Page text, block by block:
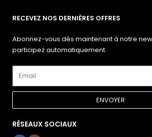
RECEVEZ NOS DERNIÈRES OFFRES
Abonnez-vous dès maintenant à notre
participez automatiquement.
ENVOYER
RÉSEAUX SOCIAUX